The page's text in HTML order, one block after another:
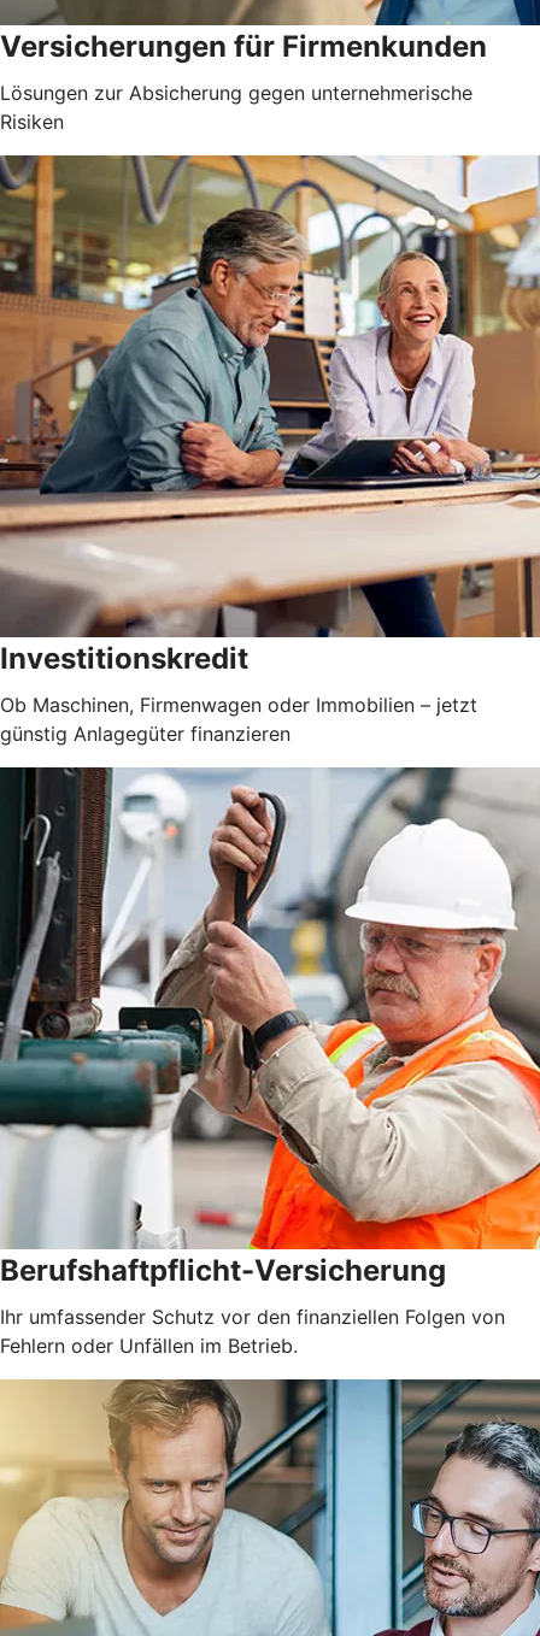
Versicherungen für Firmenkunden
Lösungen zur Absicherung gegen unternehmerische
Risiken
Investitionskredit
Ob Maschinen, Firmenwagen oder Immobilien – jetzt
günstig Anlagegüter finanzieren
Berufshaftpflicht-Versicherung
Ihr umfassender Schutz vor den finanziellen Folgen von
Fehlern oder Unfällen im Betrieb.